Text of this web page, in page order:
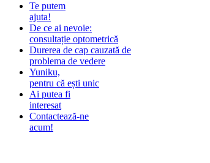
Te putem
ajuta!
De ce ai nevoie:
consultație optometrică
Durerea de cap cauzată de
problema de vedere
Yuniku,
pentru că ești unic
Ai putea fi
interesat
Contactează-ne
acum!